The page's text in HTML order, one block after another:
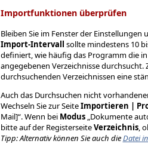
Importfunktionen überprüfen
Bleiben Sie im Fenster der Einstellungen
Import-Intervall sollte mindestens 10
definiert, wie häufig das Programm die
angegebenen Verzeichnisse
durchsuchenden Verzeichnissen eine
Auch das Durchsuchen nicht
Wechseln Sie zur SeiteImportieren |
Mail]“. Wenn bei Modus„Dokumente
bitte auf der RegisterseiteVerzeichnis,
Tipp: Alternativ können Sie auch dieDatei